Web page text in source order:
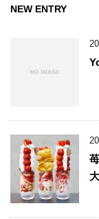
NEW ENTRY